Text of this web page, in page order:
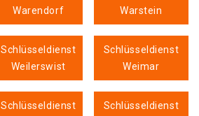
Warendorf
Warstein
Schlüsseldienst
Weilerswist
Schlüsseldienst
Weimar
Schlüsseldienst
Schlüsseldienst